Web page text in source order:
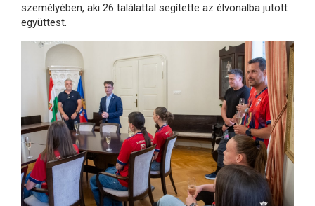
személyében, aki 26 találattal segítette az élvonalba jutott
együttest.